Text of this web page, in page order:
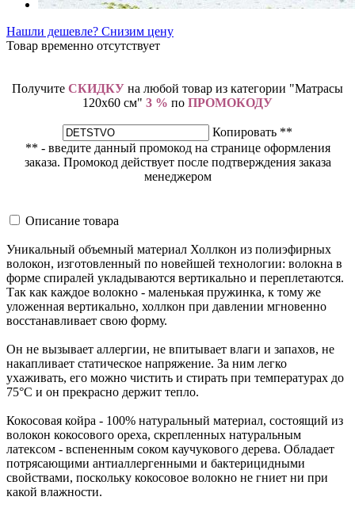
Нашли дешевле? Снизим цену
Товар временно отсутствует
Получите СКИДКУ на любой товар из категории "Матрасы
120х60 см" 3 % по ПРОМОКОДУ
Копировать **
** - введите данный промокод на странице оформления
заказа. Промокод действует после подтверждения заказа
менеджером
Описание товара
Уникальный объемный материал Холлкон из полиэфирных
волокон, изготовленный по новейшей технологии: волокна в
форме спиралей укладываются вертикально и переплетаются.
Так как каждое волокно - маленькая пружинка, к тому же
уложенная вертикально, холлкон при давлении мгновенно
восстанавливает свою форму.
Он не вызывает аллергии, не впитывает влаги и запахов, не
накапливает статическое напряжение. За ним легко
ухаживать, его можно чистить и стирать при температурах до
75°С и он прекрасно держит тепло.
Кокосовая койра - 100% натуральный материал, состоящий из
волокон кокосового ореха, скрепленных натуральным
латексом - вспененным соком каучукового дерева. Обладает
потрясающими антиаллергенными и бактерицидными
свойствами, поскольку кокосовое волокно не гниет ни при
какой влажности.